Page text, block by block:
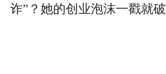
诈”？她的创业泡沫一戳就破